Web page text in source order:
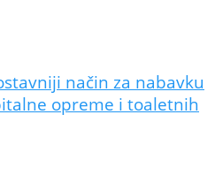
način za nabavku
opreme i toaletnih